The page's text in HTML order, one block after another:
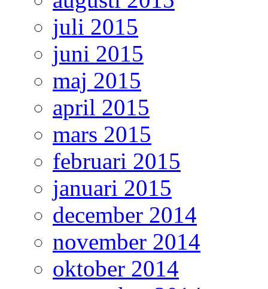
juli 2015
juni 2015
maj 2015
april 2015
mars 2015
februari 2015
januari 2015
december 2014
november 2014
oktober 2014